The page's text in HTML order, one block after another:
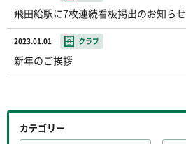
飛田給駅に7枚連続看板掲出のお知らせ
2023.01.01 クラブ
新年のご挨拶
カテゴリー